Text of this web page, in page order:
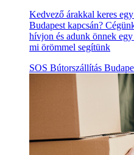
Kedvező árakkal keres
Budapest kapcsán?
hívjon és adunk önnek
mi örömmel segítünk
SOS Bútorszállítás